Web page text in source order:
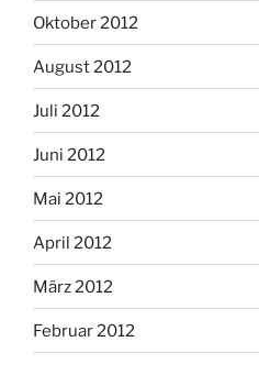
Oktober 2012
August 2012
Juli 2012
Juni 2012
Mai 2012
April 2012
März 2012
Februar 2012